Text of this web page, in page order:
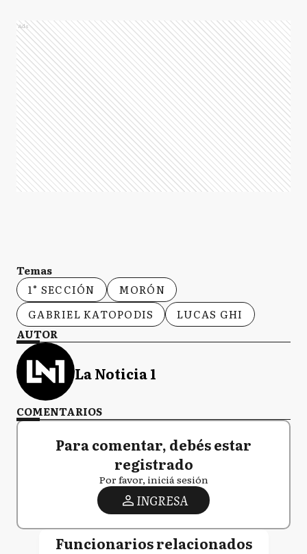
Ads
Temas
1° SECCIÓN
MORÓN
GABRIEL KATOPODIS
LUCAS GHI
AUTOR
La Noticia 1
COMENTARIOS
Para comentar, debés estar
registrado
Por favor, iniciá sesión
INGRESA
Funcionarios relacionados